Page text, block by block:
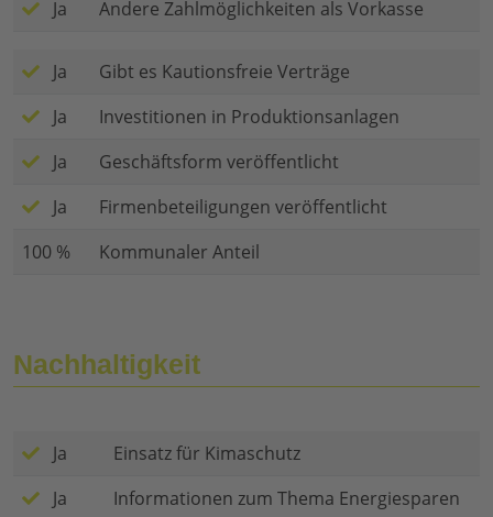
Ja
Andere Zahlmöglichkeiten als Vorkasse
Ja
Gibt es Kautionsfreie Verträge
Ja
Investitionen in Produktionsanlagen
Ja
Geschäftsform veröffentlicht
Ja
Firmenbeteiligungen veröffentlicht
100 %
Kommunaler Anteil
Nachhaltigkeit
Ja
Einsatz für Kimaschutz
Ja
Informationen zum Thema Energiesparen